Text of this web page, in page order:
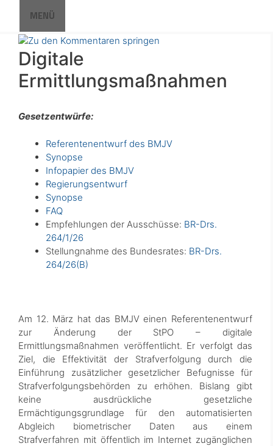
springen
MENÜ
Digitale
Ermittlungsmaßnahmen
Gesetzentwürfe:
Referentenentwurf des BMJV
Synopse
Infopapier des BMJV
Regierungsentwurf
Synopse
FAQ
Empfehlungen der Ausschüsse: BR-Drs.
264/1/26
Stellungnahme des Bundesrates: BR-Drs.
264/26(B)
Am 12. März hat das BMJV einen Referentenentwurf
zur Änderung der StPO – digitale
Ermittlungsmaßnahmen veröffentlicht. Er verfolgt das
Ziel, die Effektivität der Strafverfolgung durch die
Einführung zusätzlicher gesetzlicher Befugnisse für
Strafverfolgungsbehörden zu erhöhen. Bislang gibt
keine ausdrückliche gesetzliche
Ermächtigungsgrundlage für den automatisierten
Abgleich biometrischer Daten aus einem
Strafverfahren mit öffentlich im Internet zugänglichen